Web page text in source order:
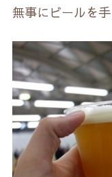
無事にビールを